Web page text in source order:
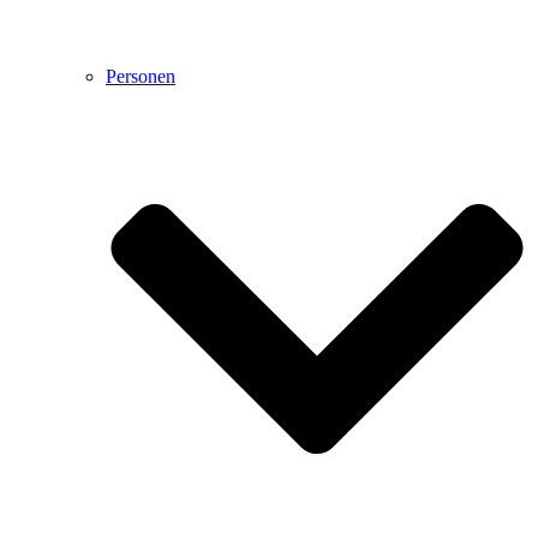
Personen